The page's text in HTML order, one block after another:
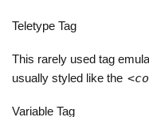
Teletype Tag
This rarely used tag
usually styled like the
Variable Tag